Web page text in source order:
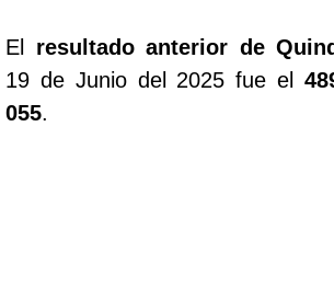
El resultado anterior de
19 de Junio del 2025 fue el
055.